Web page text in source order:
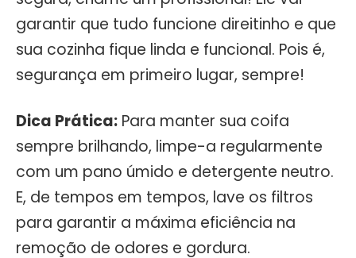
garantir que tudo funcione direitinho e que
sua cozinha fique linda e funcional. Pois é,
segurança em primeiro lugar, sempre!
Dica Prática: Para manter sua coifa
sempre brilhando, limpe-a regularmente
com um pano úmido e detergente neutro.
E, de tempos em tempos, lave os filtros
para garantir a máxima eficiência na
remoção de odores e gordura.